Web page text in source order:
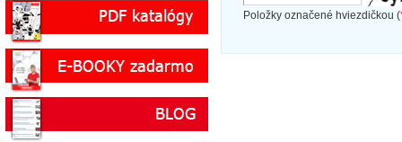
Položky označené hviezdičkou (